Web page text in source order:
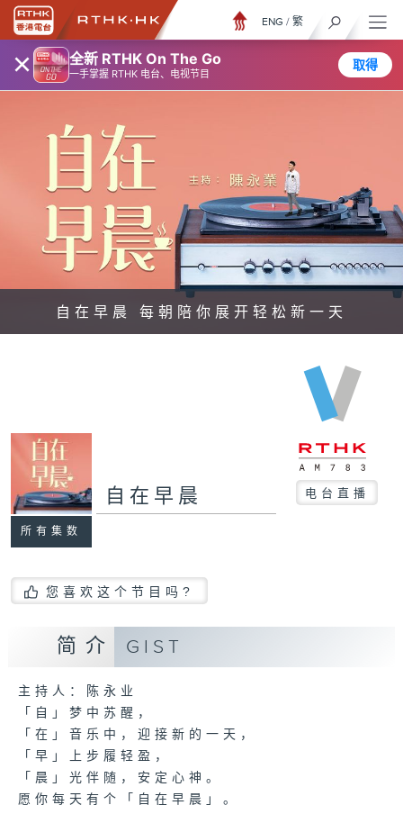
× 全新 RTHK On The Go
一手掌握 RTHK 电台、电视节目
取得
ENG / 繁
自在早晨 每朝陪你展开轻松新一天
所有集数
自在早晨 电台直播
您喜欢这个节目吗?
简介 GIST
主持人：陈永业
「自」梦中苏醒，
「在」音乐中，迎接新的一天，
「早」上步履轻盈，
「晨」光伴随，安定心神。
愿你每天有个「自在早晨」。